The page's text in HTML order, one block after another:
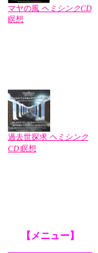
マヤの風 ヘミシンクCD
瞑想
過去世探求 ヘミシンク
CD瞑想
【メニュー】